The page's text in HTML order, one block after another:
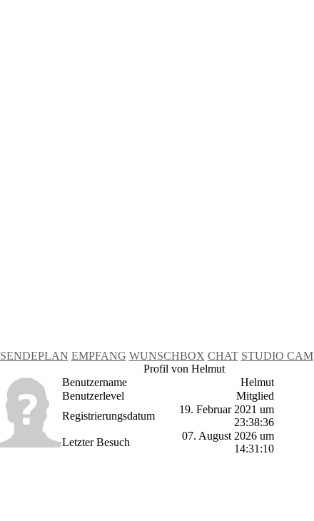
SENDEPLAN EMPFANG WUNSCHBOX CHAT STUDIO CAM
Profil von Helmut
Benutzername
Helmut
Benutzerlevel
Mitglied
Registrierungsdatum
19. Februar 2021 um
23:38:36
Letzter Besuch
07. August 2026 um
14:31:10